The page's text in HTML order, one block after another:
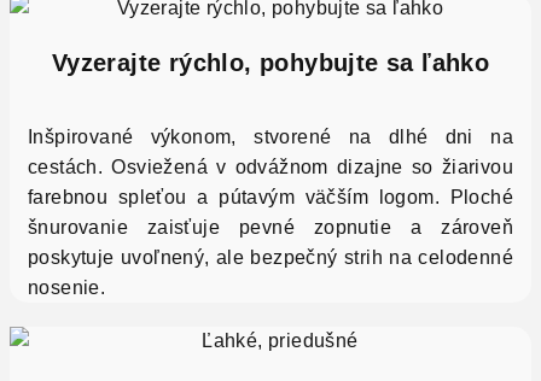
Vyzerajte rýchlo, pohybujte sa ľahko
Inšpirované výkonom, stvorené na dlhé dni na
cestách. Osviežená v odvážnom dizajne so žiarivou
farebnou spleťou a pútavým väčším logom. Ploché
šnurovanie zaisťuje pevné zopnutie a zároveň
poskytuje uvoľnený, ale bezpečný strih na celodenné
nosenie.